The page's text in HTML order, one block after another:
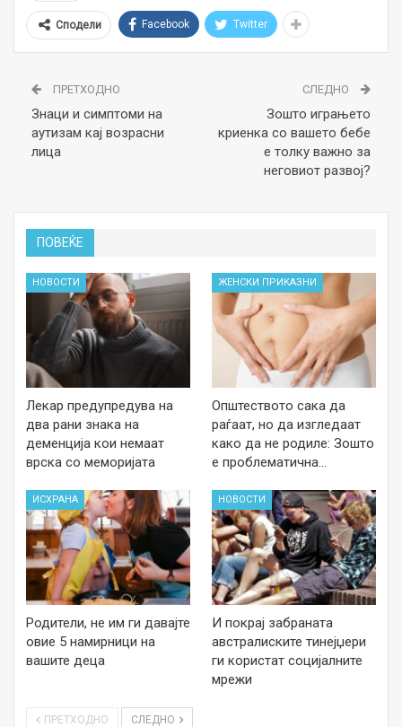
Сподели Facebook Twitter
ПРЕТХОДНО
Знаци и симптоми на
аутизам кај возрасни
лица
СЛЕДНО
Зошто играњето
криенка со вашето бебе
е толку важно за
неговиот развој?
ПОВЕЌЕ
НОВОСТИ
Лекар предупредува на
два рани знака на
деменција кои немаат
врска со меморијата
ЖЕНСКИ ПРИКАЗНИ
Општеството сака да
раѓаат, но да изгледаат
како да не родиле: Зошто
е проблематична…
ИСХРАНА
Родители, не им ги давајте
овие 5 намирници на
вашите деца
НОВОСТИ
И покрај забраната
австралиските тинејџери
ги користат социјалните
мрежи
ПРЕТХОДНО СЛЕДНО